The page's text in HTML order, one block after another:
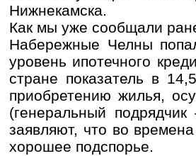
Нижнекамска.
Как мы уже сообщали
Набережные Челны
уровень ипотечного
стране показатель в
приобретению жилья,
(генеральный
заявляют, что во
хорошее подспорье.